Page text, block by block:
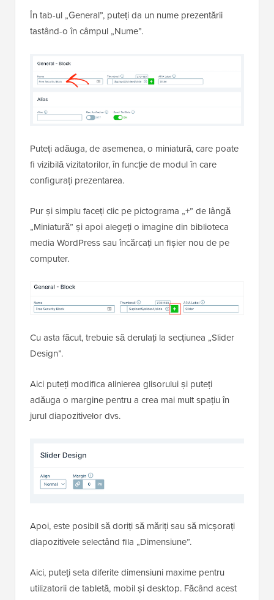
În tab-ul „General”, puteți da un nume prezentării
tastând-o în câmpul „Nume”.
Puteți adăuga, de asemenea, o miniatură, care poate
fi vizibilă vizitatorilor, în funcție de modul în care
configurați prezentarea.
Pur și simplu faceți clic pe pictograma „+” de lângă
„Miniatură” și apoi alegeți o imagine din biblioteca
media WordPress sau încărcați un fișier nou de pe
computer.
Cu asta făcut, trebuie să derulați la secțiunea „Slider
Design”.
Aici puteți modifica alinierea glisorului și puteți
adăuga o margine pentru a crea mai mult spațiu în
jurul diapozitivelor dvs.
Apoi, este posibil să doriți să măriți sau să micșorați
diapozitivele selectând fila „Dimensiune”.
Aici, puteți seta diferite dimensiuni maxime pentru
utilizatorii de tabletă, mobil și desktop. Făcând acest